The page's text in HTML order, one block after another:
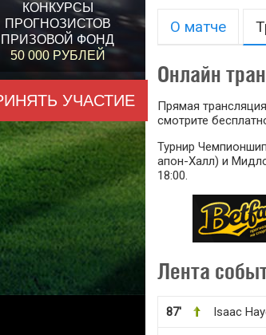
КОНКУРСЫ
ПРОГНОЗИСТОВ
ПРИЗОВОЙ ФОНД
50 000 РУБЛЕЙ
УЧАСТИЕ
О матче
Онлайн
Прямая
смотрите
Турнир
апон-Халл) и
18:00.
Лента
87' Isaac